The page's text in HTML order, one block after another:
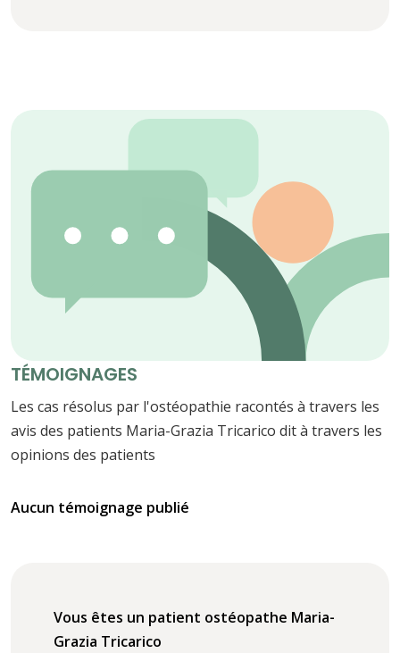
TÉMOIGNAGES
Les cas résolus par l'ostéopathie racontés à travers les
avis des patients Maria-Grazia Tricarico dit à travers les
opinions des patients
Aucun témoignage publié
Vous êtes un patient ostéopathe Maria-
Grazia Tricarico